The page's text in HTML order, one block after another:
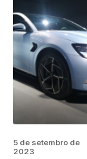
5 de setembro de
2023